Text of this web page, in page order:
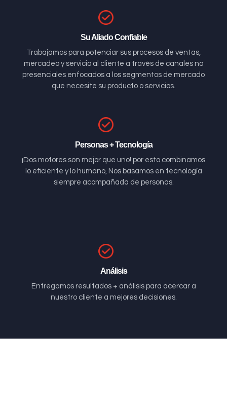
Su Aliado Confiable
Trabajamos para potenciar sus procesos de ventas,
mercadeo y servicio al cliente a través de canales no
presenciales enfocados a los segmentos de mercado
que necesite su producto o servicios.
Personas + Tecnología
¡Dos motores son mejor que uno! por esto combinamos
lo eficiente y lo humano, Nos basamos en tecnología
siempre acompañada de personas.
Análisis
Entregamos resultados + análisis para acercar a
nuestro cliente a mejores decisiones.